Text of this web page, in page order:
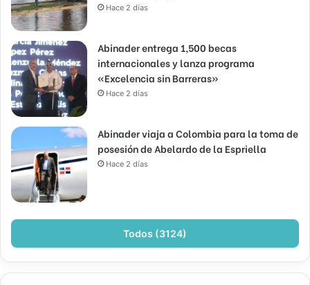
Hace 2 días
Abinader entrega 1,500 becas
internacionales y lanza programa
«Excelencia sin Barreras»
Hace 2 días
Abinader viaja a Colombia para la toma de
posesión de Abelardo de la Espriella
Hace 2 días
Todos (3124)